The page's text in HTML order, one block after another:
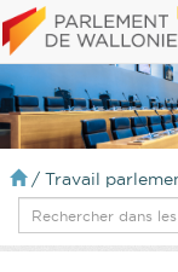
/ Travail